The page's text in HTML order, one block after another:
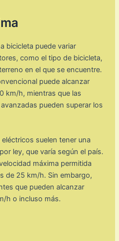
bicicleta puede variar
como el tipo de bicicleta,
en el que se encuentre.
puede alcanzar
km/h, mientras que las
pueden superar los
suelen tener una
ley, que varía según el país.
máxima permitida
de 25 km/h. Sin embargo,
que pueden alcanzar
h o incluso más.